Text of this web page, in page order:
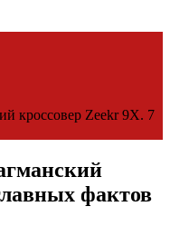
кроссовер Zeekr 9X. 7
фактов